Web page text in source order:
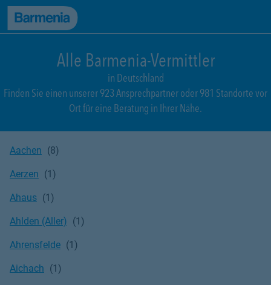
zum Seiteninhalt
Back to top
Alle Barmenia-Vermittler
in Deutschland
Finden Sie einen unserer 923 Ansprechpartner oder 981 Standorte vor
Ort für eine Beratung in Ihrer Nähe.
Aachen
Aerzen
Ahaus
Ahlden (Aller)
Ahrensfelde
Aichach